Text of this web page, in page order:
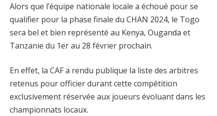
Alors que l’équipe nationale locale a échoué pour se
qualifier pour la phase finale du CHAN 2024, le Togo
sera bel et bien représenté au Kenya, Ouganda et
Tanzanie du 1er au 28 février prochain.
En effet, la CAF a rendu publique la liste des arbitres
retenus pour officier durant cette compétition
exclusivement réservée aux joueurs évoluant dans les
championnats locaux.